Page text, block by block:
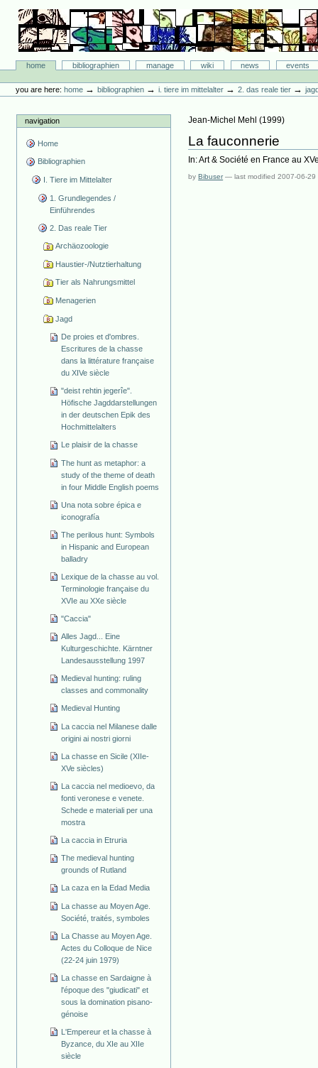
content.
navigation
Bibliographie-Portal
Sectionshome bibliographien manage wiki news
events
tools
you are here: home →bibliographien →i. tiere im mittelalter →2. das reale tier →
navigation
Home
Bibliographien
I. Tiere im Mittelalter
1. Grundlegendes /
Einführendes
2. Das reale Tier
Archäozoologie
Haustier-/Nutztierhaltung
Tier als Nahrungsmittel
Menagerien
Jagd
De proies et d'ombres.
Escritures de la chasse
dans la littérature française
du XIVe siècle
"deist rehtin jegerîe".
Höfische Jagddarstellungen
in der deutschen Epik des
Hochmittelalters
Le plaisir de la chasse
The hunt as metaphor: a
study of the theme of death
in four Middle English poems
Una nota sobre épica e
iconografía
The perilous hunt: Symbols
in Hispanic and European
balladry
Lexique de la chasse au vol.
Terminologie française du
XVIe au XXe siècle
"Caccia"
Alles Jagd... Eine
Kulturgeschichte. Kärntner
Landesausstellung 1997
Medieval hunting: ruling
classes and commonality
Medieval Hunting
La caccia nel Milanese dalle
origini ai nostri giorni
La chasse en Sicile (XIIe-
XVe siècles)
La caccia nel medioevo, da
fonti veronese e venete.
Schede e materiali per una
mostra
La caccia in Etruria
The medieval hunting
grounds of Rutland
La caza en la Edad Media
La chasse au Moyen Age.
Société, traités, symboles
La Chasse au Moyen Age.
Actes du Colloque de Nice
(22-24 juin 1979)
La chasse en Sardaigne à
l'époque des "giudicati" et
sous la domination pisano-
génoise
L'Empereur et la chasse à
Byzance, du XIe au XIIe
siècle
Jean-Michel Mehl (1999)
La fauconnerie
In: Art & Société en France au
byBibuser —last modified2007-06-29